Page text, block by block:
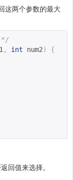
这两个参数的最大
*/
, int num2)
{
回值来选择。